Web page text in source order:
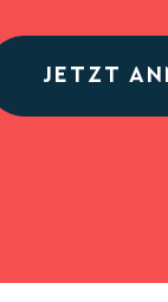
JETZT